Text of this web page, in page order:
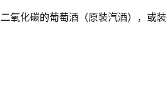
氧化碳的葡萄酒（原装汽酒），